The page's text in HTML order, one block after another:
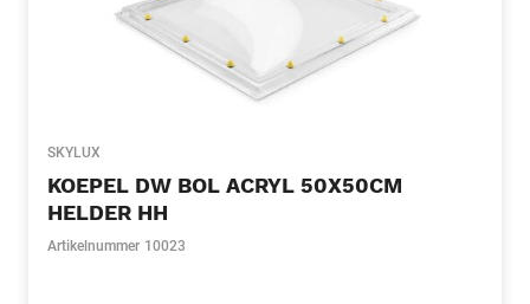
SKYLUX
KOEPEL DW BOL ACRYL 50X50CM
HELDER HH
Artikelnummer 10023